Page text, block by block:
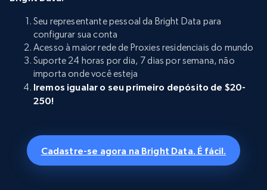
Seu representante pessoal da Bright Data para
configurar sua conta
Acesso à maior rede de Proxies residenciais do mundo
Suporte 24 horas por dia, 7 dias por semana, não
importa onde você esteja
Iremos igualar o seu primeiro depósito de $20-
250!
Cadastre-se agora na Bright Data. É fácil.